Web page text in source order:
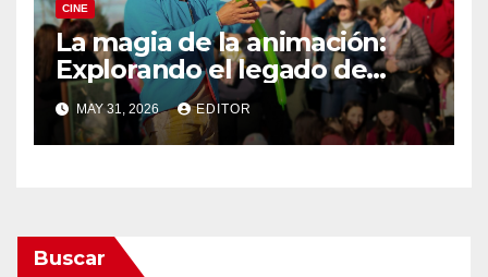
CINE
La magia de la animación:
Explorando el legado de
DreamWorks
MAY 31, 2026 EDITOR
Buscar